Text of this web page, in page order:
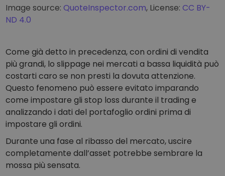
Image source:QuoteInspector.com, License:CC BY-
ND 4.0
Come già detto in precedenza, con ordini di vendita
più grandi, lo slippage nei mercati a bassa liquidità può
costarti caro se non presti la dovuta attenzione.
Questo fenomeno può essere evitato imparando
come impostare gli stop loss durante il trading e
analizzando i dati del portafoglio ordini prima di
impostare gli ordini.
Durante una fase al ribasso del mercato, uscire
completamente dall’asset potrebbe sembrare la
mossa più sensata.